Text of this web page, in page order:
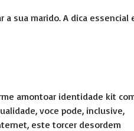
sua marido. A dica essencial
amontoar identidade kit
voce pode, inclusive,
este torcer desordem